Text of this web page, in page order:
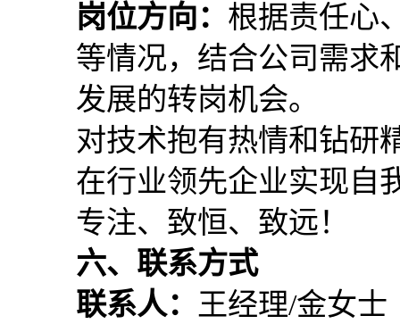
岗位方向： 根据责任心
等情况，结合公司需求
发展的转岗机会。
对技术抱有热情和钻研
在行业领先企业实现自
专注、致恒、致远！
六、联系方式
联系人： 王经理/金女士